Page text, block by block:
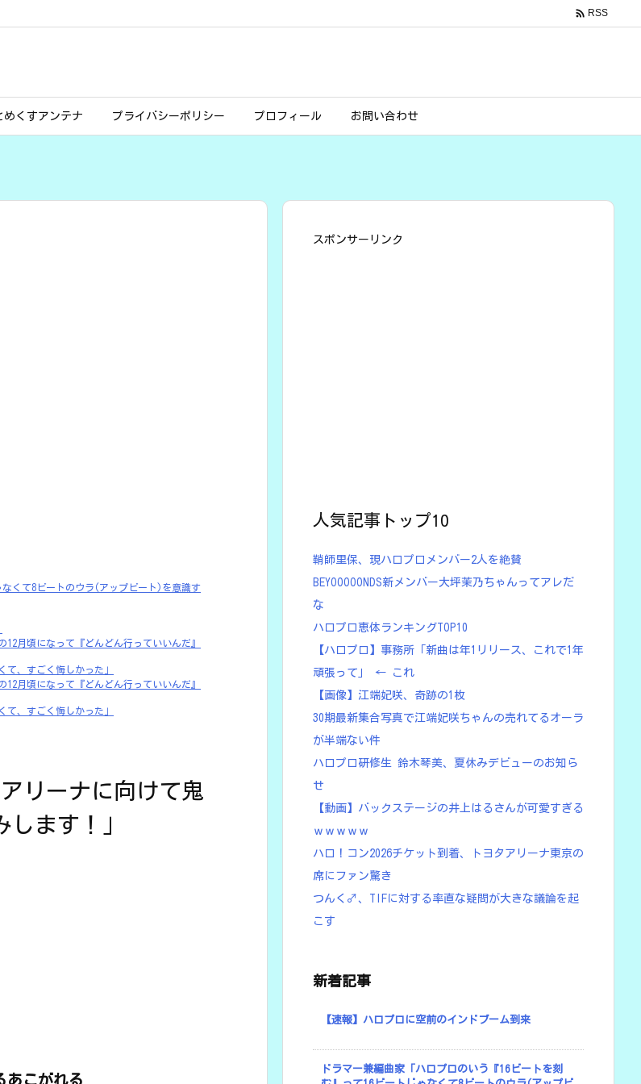
めくすアンテナ プライバシーポリシー プロフィール お問い合わせ
 RSS
なくて8ビートのウラ(アップビート)を意識す
月頃になって『どんどん行っていいんだ』
、すごく悔しかった」
月頃になって『どんどん行っていいんだ』
、すごく悔しかった」
リーナに向けて鬼
します！」
あこがれる
スポンサーリンク
人気記事トップ10
鞘師里保、現ハロプロメンバー2人を絶賛
BEYOOOOONDS新メンバー大坪茉乃ちゃんってアレだ
な
ハロプロ恵体ランキングTOP10
【ハロプロ】事務所「新曲は年1リリース、これで1年
頑張って」 ← これ
【画像】江端妃咲、奇跡の1枚
30期最新集合写真で江端妃咲ちゃんの売れてるオーラ
が半端ない件
ハロプロ研修生 鈴木琴美、夏休みデビューのお知ら
せ
【動画】バックステージの井上はるさんが可愛すぎる
ｗｗｗｗｗ
ハロ！コン2026チケット到着、トヨタアリーナ東京の
席にファン驚き
つんく♂、TIFに対する率直な疑問が大きな議論を起
こす
新着記事
【速報】ハロプロに空前のインドブーム到来
ドラマー兼編曲家「ハロプロのいう『16ビートを刻